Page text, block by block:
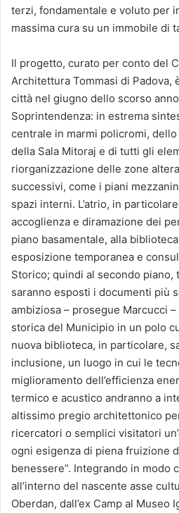
terzi, fondamentale e voluto per
massima cura su un immobile di
Il progetto, curato per conto del
Architettura Tommasi di Padova,
città nel giugno dello scorso
Soprintendenza: in estrema
centrale in marmi policromi,
della Sala Mitoraj e di tutti gli
riorganizzazione delle zone
successivi, come i piani
spazi interni. L’atrio, in
accoglienza e diramazione dei
piano basamentale, alla
esposizione temporanea e
Storico; quindi al secondo piano,
saranno esposti i documenti più
ambiziosa – prosegue Marcucci
storica del Municipio in un polo
nuova biblioteca, in particolare,
inclusione, un luogo in cui le
miglioramento dell’efficienza
termico e acustico andranno a
altissimo pregio architettonico
ricercatori o semplici visitatori
ogni esigenza di piena fruizione
benessere”. Integrando in modo
all’interno del nascente asse
Oberdan, dall’ex Camp al Museo